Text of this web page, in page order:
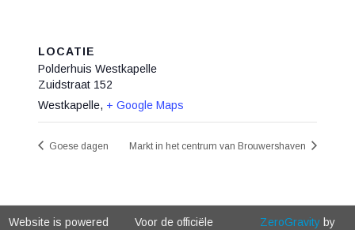
LOCATIE
Polderhuis Westkapelle
Zuidstraat 152
Westkapelle, + Google Maps
Goese dagen Markt in het centrum van Brouwershaven
Website is powered Voor de officiële ZeroGravityby